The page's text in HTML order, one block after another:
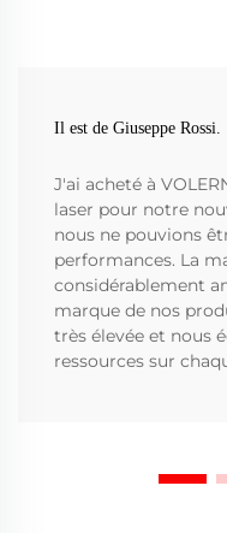
Il est de Giuseppe Rossi.
J'ai acheté à
laser pour notre
nous ne pouvions
performances. La
considérablement
marque de nos
très élevée et nous
ressources sur